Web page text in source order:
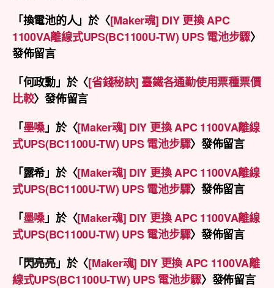
「換電池的人」於〈[Maker魂] DIY 更換 APC
1100VA離線式UPS(BC1100U-TW) UPS 電池步驟〉
發佈留言
「何政勳」於〈[省錢秘訣] 臺鐵各通勤使用票種票價
比較〉發佈留言
「墨嗓」於〈[Maker魂] DIY 更換 APC 1100VA離線
式UPS(BC1100U-TW) UPS 電池步驟〉發佈留言
「露希」於〈[Maker魂] DIY 更換 APC 1100VA離線
式UPS(BC1100U-TW) UPS 電池步驟〉發佈留言
「墨嗓」於〈[Maker魂] DIY 更換 APC 1100VA離線
式UPS(BC1100U-TW) UPS 電池步驟〉發佈留言
「閃亮亮」於〈[Maker魂] DIY 更換 APC 1100VA離
線式UPS(BC1100U-TW) UPS 電池步驟〉發佈留言